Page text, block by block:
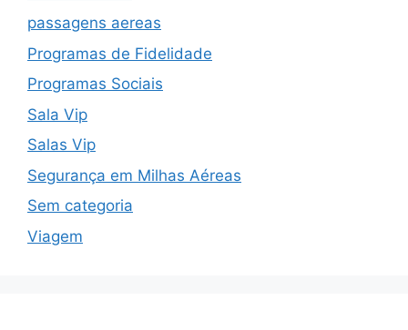
passagens aereas
Programas de Fidelidade
Programas Sociais
Sala Vip
Salas Vip
Segurança em Milhas Aéreas
Sem categoria
Viagem